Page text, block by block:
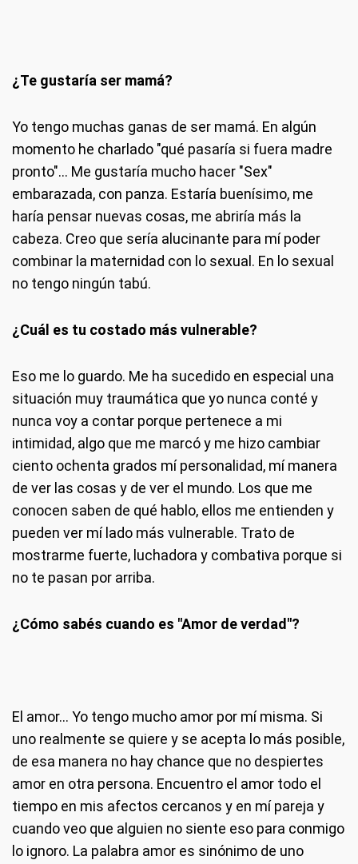
¿Te gustaría ser mamá?
Yo tengo muchas ganas de ser mamá. En algún
momento he charlado "qué pasaría si fuera madre
pronto"... Me gustaría mucho hacer "Sex"
embarazada, con panza. Estaría buenísimo, me
haría pensar nuevas cosas, me abriría más la
cabeza. Creo que sería alucinante para mí poder
combinar la maternidad con lo sexual. En lo sexual
no tengo ningún tabú.
¿Cuál es tu costado más vulnerable?
Eso me lo guardo. Me ha sucedido en especial una
situación muy traumática que yo nunca conté y
nunca voy a contar porque pertenece a mi
intimidad, algo que me marcó y me hizo cambiar
ciento ochenta grados mí personalidad, mí manera
de ver las cosas y de ver el mundo. Los que me
conocen saben de qué hablo, ellos me entienden y
pueden ver mí lado más vulnerable. Trato de
mostrarme fuerte, luchadora y combativa porque si
no te pasan por arriba.
¿Cómo sabés cuando es "Amor de verdad"?
El amor... Yo tengo mucho amor por mí misma. Si
uno realmente se quiere y se acepta lo más posible,
de esa manera no hay chance que no despiertes
amor en otra persona. Encuentro el amor todo el
tiempo en mis afectos cercanos y en mí pareja y
cuando veo que alguien no siente eso para conmigo
lo ignoro. La palabra amor es sinónimo de uno